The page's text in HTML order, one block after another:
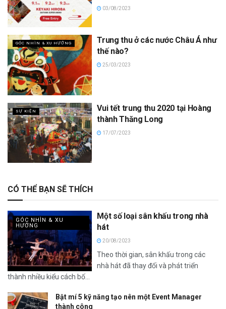
03/08/2023
GÓC NHÌN & XU HƯỚNG
Trung thu ở các nước Châu Á như
thế nào?
25/03/2023
SỰ KIỆN
Vui tết trung thu 2020 tại Hoàng
thành Thăng Long
17/07/2023
CÓ THỂ BẠN SẼ THÍCH
GÓC NHÌN & XU
HƯỚNG
Một số loại sân khấu trong nhà
hát
20/08/2023
Theo thời gian, sân khấu trong các
nhà hát đã thay đổi và phát triển
thành nhiều kiểu cách bố...
Bật mí 5 kỹ năng tạo nên một Event Manager
thành công